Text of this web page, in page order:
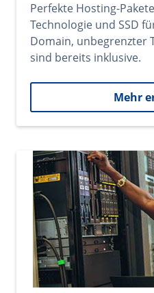
Perfekte Hosting-
Technologie und SSD
Domain, unbegrenzter
sind bereits inklusive.
Mehr